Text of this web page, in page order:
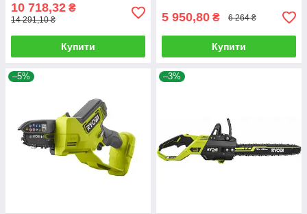
10 718,32 ₴
14 291,10 ₴
Купити
5 950,80 ₴ 6 264 ₴
Купити
–5% –3%